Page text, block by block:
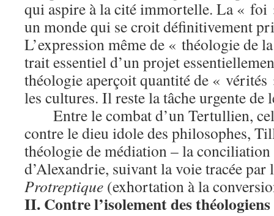
qui aspire à la cité immortelle. La « foi
un monde qui se croit définitivement
L’expression même de « théologie de
trait essentiel d’un projet
théologie aperçoit quantité de « vérités
les cultures. Il reste la tâche urgente de
Entre le combat d’un Tertullien,
contre le dieu idole des philosophes,
théologie de médiation – la conciliation
d’Alexandrie, suivant la voie tracée par
Protreptique (exhortation à la
II. Contre l’isolement des théologiens